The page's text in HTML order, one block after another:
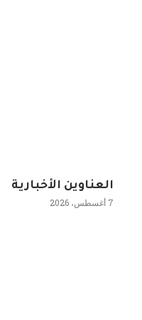
العناوين الأخبارية
7 أغسطس، 2026